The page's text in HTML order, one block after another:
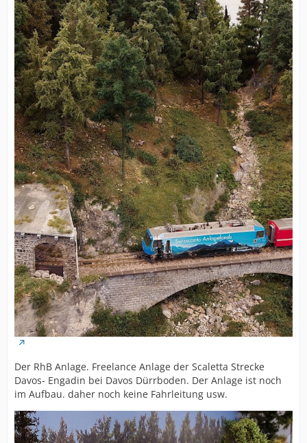
Der RhB Anlage. Freelance Anlage der Scaletta Strecke
Davos- Engadin bei Davos Dürrboden. Der Anlage ist noch
im Aufbau. daher noch keine Fahrleitung usw.